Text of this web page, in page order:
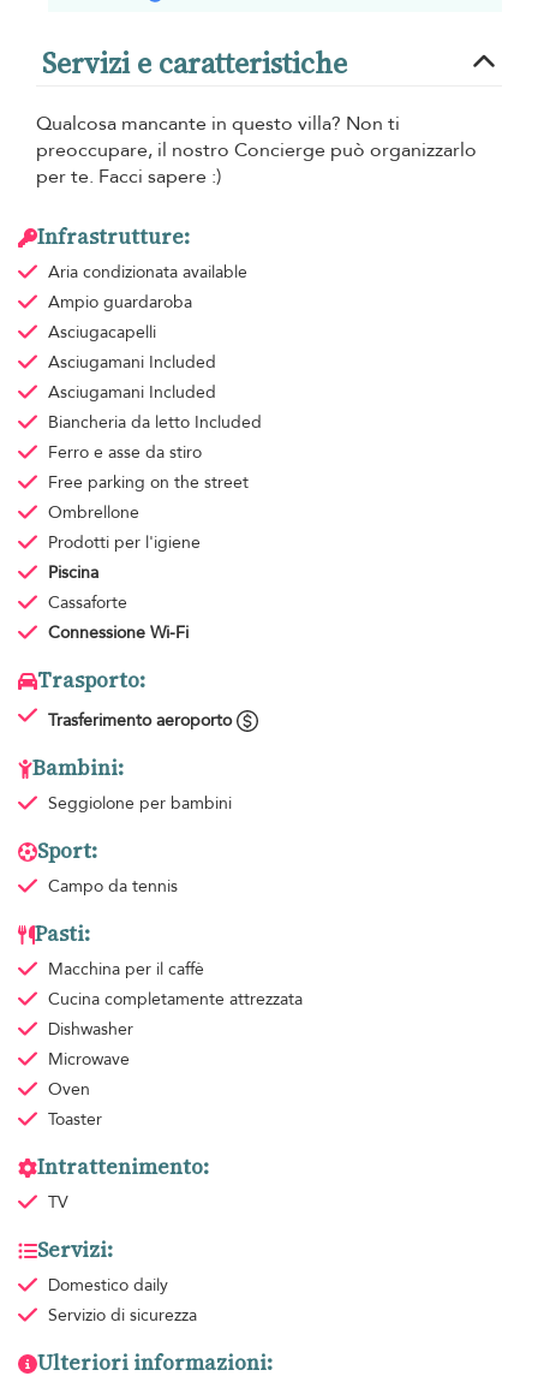
Servizi e caratteristiche
Qualcosa mancante in questo villa? Non ti
preoccupare, il nostro Concierge può organizzarlo
per te. Facci sapere :)
Infrastrutture:
Aria condizionata available
Ampio guardaroba
Asciugacapelli
Asciugamani Included
Asciugamani Included
Biancheria da letto Included
Ferro e asse da stiro
Free parking on the street
Ombrellone
Prodotti per l'igiene
Piscina
Cassaforte
Connessione Wi-Fi
Trasporto:
Trasferimento aeroporto
Bambini:
Seggiolone per bambini
Sport:
Campo da tennis
Pasti:
Macchina per il caffè
Cucina completamente attrezzata
Dishwasher
Microwave
Oven
Toaster
Intrattenimento:
TV
Servizi:
Domestico daily
Servizio di sicurezza
Ulteriori informazioni: